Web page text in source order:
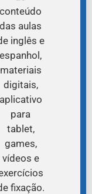
conteúdo
das aulas
inglês e
espanhol,
materiais
digitais,
aplicativo
para
tablet,
games,
vídeos e
fixação.